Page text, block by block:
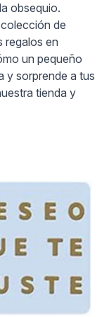
obsequio.
de
regalos en
un pequeño
y sorprende a tus
tienda y